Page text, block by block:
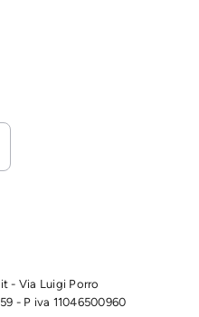
- Via Luigi Porro
- P iva 11046500960